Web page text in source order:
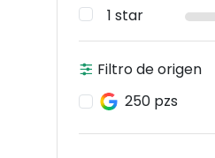
1 star
Filtro de origen
250 pzs